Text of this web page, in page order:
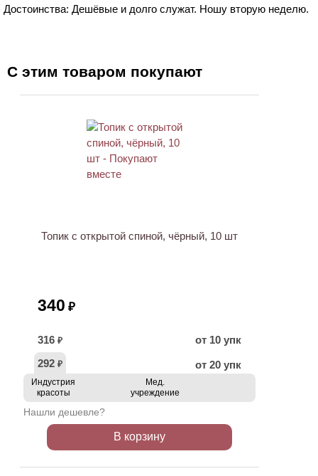
Достоинства: Дешёвые и долго служат. Ношу вторую неделю.
С этим товаром покупают
Топик с открытой спиной, чёрный, 10 шт
340 ₽
316 ₽
от 10 упк
292 ₽ от 20 упк
Индустрия
красоты
Мед.
учреждение
Нашли дешевле?
В корзину